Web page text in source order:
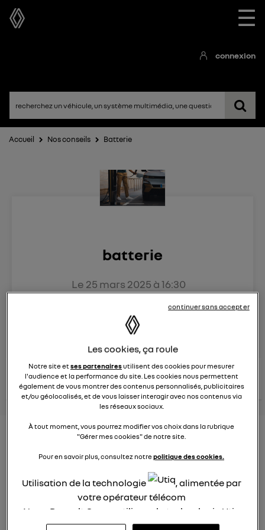
☰
connexion
Accueil Nos conseils Batterie
batterie
Le 25 mars 2025 à 16:30
posez une question
conseils Renault
consultez les
conseils
similaires
voir tous les
conseils
Aides aux frais installation d'une
borne de recharge
Le25 janvier 2022à17:24
Existe t-il des aides pour faire installer une borne de
Les cookies, ça roule
Notre site etses partenairesutilisent des cookies pour mesurer
l'audience et la performance du site. Les cookies nous permettent
également de vous montrer des contenus personnalisés, publicitaires
et/ou géolocalisés, et de vous laisser interagir avec nos contenus via
les réseaux sociaux.
À tout moment, vous pourrez modifier vos choix dans la rubrique
"Gérer mes cookies" de notre site.
Pour en savoir plus, consultez notrepolitique des cookies.
Utilisation de la technologie
, alimentée par
votre opérateur télécom
Nous, Renault Group, utilisons la technologie Utiq
pour nos activités digitales (telles que décrites
continuer sans accepter